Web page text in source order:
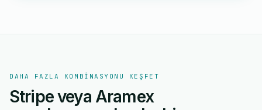
DAHA FAZLA KOMBINASYONU KEŞFET
Stripe veya Aramex